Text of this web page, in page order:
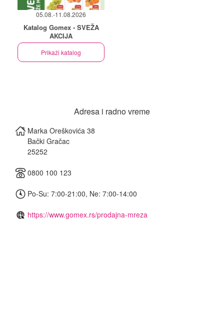
05.08.-11.08.2026
Katalog Gomex - SVEŽA
AKCIJA
Prikaži katalog
Adresa i radno vreme
Marka Oreškovića 38
Bački Gračac
25252
0800 100 123
Po-Su: 7:00-21:00, Ne: 7:00-14:00
https://www.gomex.rs/prodajna-mreza